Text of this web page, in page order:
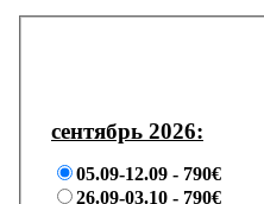
сентябрь 2026:
05.09-12.09 - 790€
26.09-03.10 - 790€